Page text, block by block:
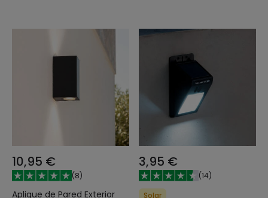
10,95 €
(8)
Aplique de Pared Exterior
3,95 €
(14)
Solar